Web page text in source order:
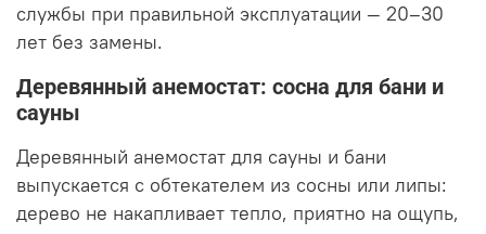
службы при правильной эксплуатации — 20–30
лет без замены.
Деревянный анемостат: сосна для бани и
сауны
Деревянный анемостат для сауны и бани
выпускается с обтекателем из сосны или липы:
дерево не накапливает тепло, приятно на ощупь,